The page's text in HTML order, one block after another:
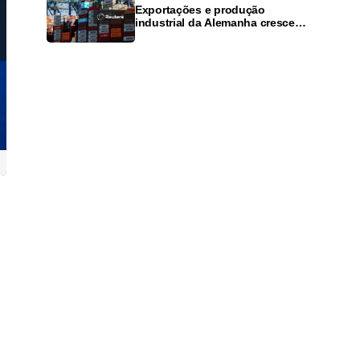
Exportações e produção
industrial da Alemanha crescem